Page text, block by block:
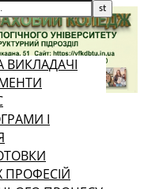
ВИКЛАДАЧІ
І
ПРОФЕСІЙ